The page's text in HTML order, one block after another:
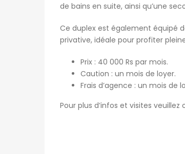
de bains en suite, ainsi qu’une
Ce duplex est également équipé
privative, idéale pour profiter
Prix : 40 000 Rs par mois.
Caution : un mois de loyer.
Frais d’agence : un mois de
Pour plus d’infos et visites